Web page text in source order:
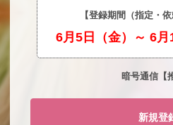
【登録期間（指定・
6月5日（金）～ 6
暗号通信【
新規登